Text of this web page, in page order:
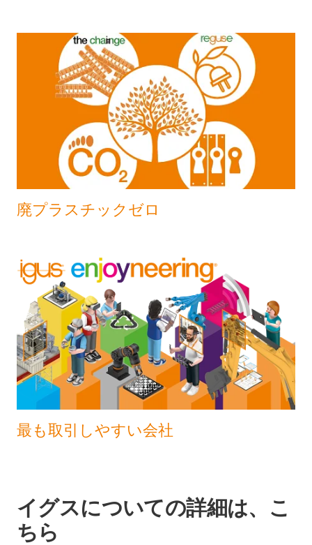
廃プラスチックゼロ
最も取引しやすい会社
イグスについての詳細は、こ
ちら